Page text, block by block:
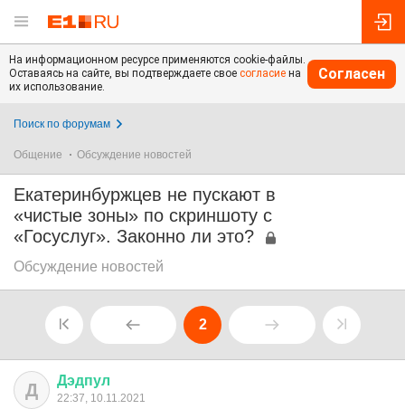
На информационном ресурсе применяются cookie-файлы.
Оставаясь на сайте, вы подтверждаете свое согласие на
их использование.
Согласен
Поиск по форумам
Общение Обсуждение новостей
Екатеринбуржцев не пускают в
«чистые зоны» по скриншоту с
«Госуслуг». Законно ли это?
Обсуждение новостей
2
Д Дэдпул
22:37, 10.11.2021